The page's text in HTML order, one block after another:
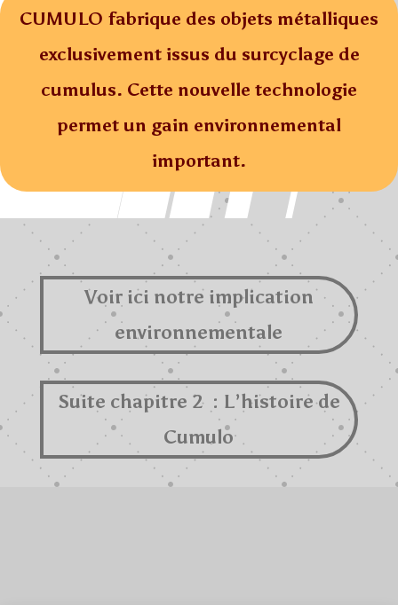
CUMULO fabrique des objets métalliques
exclusivement issus du surcyclage de
cumulus. Cette nouvelle technologie
permet un gain environnemental
important.
Voir ici notre implication
environnementale
Suite chapitre 2 : L’histoire de
Cumulo